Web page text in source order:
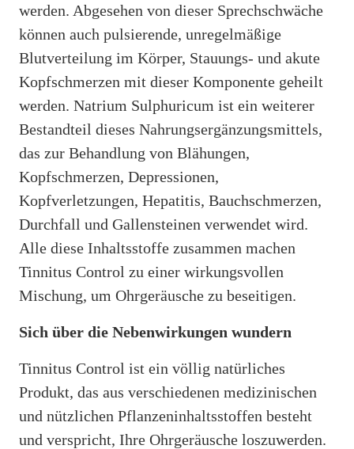
werden. Abgesehen von dieser Sprechschwäche
können auch pulsierende, unregelmäßige
Blutverteilung im Körper, Stauungs- und akute
Kopfschmerzen mit dieser Komponente geheilt
werden. Natrium Sulphuricum ist ein weiterer
Bestandteil dieses Nahrungsergänzungsmittels,
das zur Behandlung von Blähungen,
Kopfschmerzen, Depressionen,
Kopfverletzungen, Hepatitis, Bauchschmerzen,
Durchfall und Gallensteinen verwendet wird.
Alle diese Inhaltsstoffe zusammen machen
Tinnitus Control zu einer wirkungsvollen
Mischung, um Ohrgeräusche zu beseitigen.
Sich über die Nebenwirkungen wundern
Tinnitus Control ist ein völlig natürliches
Produkt, das aus verschiedenen medizinischen
und nützlichen Pflanzeninhaltsstoffen besteht
und verspricht, Ihre Ohrgeräusche loszuwerden.